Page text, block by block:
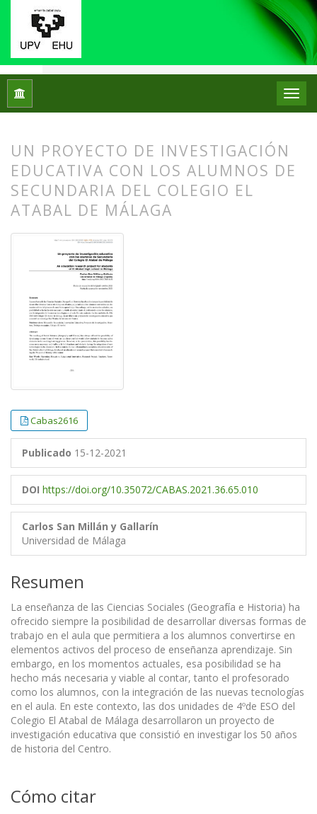
Inicio Núm. 26 (2021): Monográfico IX Jornadas
UN PROYECTO DE INVESTIGACIÓN
EDUCATIVA CON LOS ALUMNOS DE
SECUNDARIA DEL COLEGIO EL
ATABAL DE MÁLAGA
Cabas2616
Publicado 15-12-2021
DOI https://doi.org/10.35072/CABAS.2021.36.65.010
Carlos San Millán y Gallarín
Universidad de Málaga
Resumen
La enseñanza de las Ciencias Sociales (Geografía e Historia) ha
ofrecido siempre la posibilidad de desarrollar diversas formas de
trabajo en el aula que permitiera a los alumnos convertirse en
elementos activos del proceso de enseñanza aprendizaje. Sin
embargo, en los momentos actuales, esa posibilidad se ha
hecho más necesaria y viable al contar, tanto el profesorado
como los alumnos, con la integración de las nuevas tecnologías
en el aula. En este contexto, las dos unidades de 4ºde ESO del
Colegio El Atabal de Málaga desarrollaron un proyecto de
investigación educativa que consistió en investigar los 50 años
de historia del Centro.
Cómo citar